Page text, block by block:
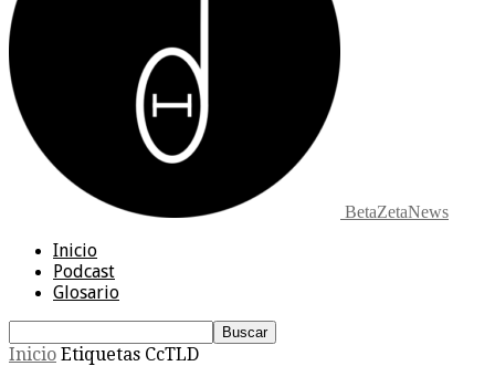
BetaZetaNews
Inicio
Podcast
Glosario
Inicio Etiquetas CcTLD